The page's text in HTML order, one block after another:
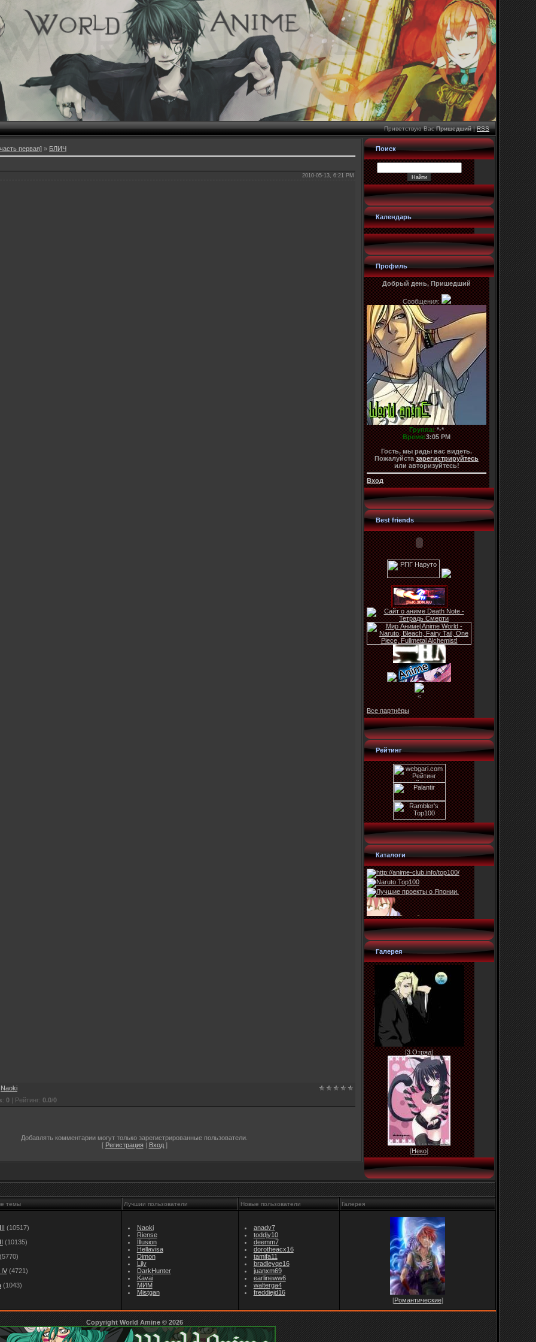
Приветствую Вас Пришедший|RSS
первая] » БЛИЧ
2010-05-13, 6:21 PM
Naoki
: 0 | Рейтинг: 0.0/0
Добавлять комментарии могут только зарегистрированные пользователи.
[ Регистрация| Вход]
Поиск
Календарь
Профиль
Добрый день, Пришедший
Сообщения:
Группа: *-*
Время:3:05 PM
Гость, мы рады вас видеть.
Пожалуйстазарегистрируйтесь
или авторизуйтесь!
Вход
Best friends
<
Все партнёры
Рейтинг
Каталоги
Галерея
[3 Отряд]
[Неко]
темы Лучшии пользователи Новые пользователи Галерея
(10517)
(10135)
(5770)
(4721)
(1043)
Naoki
Riense
Illusion
Hellavisa
Dimon
Lily
DarkHunter
Kavai
МИМ
Mistgan
anadv7
toddjy10
deemm7
dorotheacx16
tamifa11
bradleyqe16
juanxm69
earlineww6
walterga4
freddiejd16
[Романтические]
Copyright World Amine © 2026